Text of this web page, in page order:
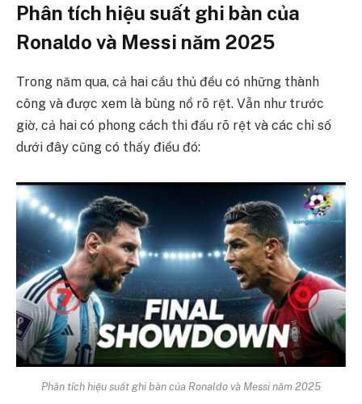
Phân tích hiệu suất ghi bàn của
Ronaldo và Messi năm 2025
Trong năm qua, cả hai cầu thủ đều có những thành
công và được xem là bùng nổ rõ rệt. Vẫn như trước
giờ, cả hai có phong cách thi đấu rõ rệt và các chỉ số
dưới đây cũng có thấy điều đó:
Phân tích hiệu suất ghi bàn của Ronaldo và Messi năm 2025